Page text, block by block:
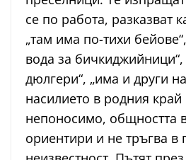
се по работа, разказват
„там има по-тихи
вода за
дюлгери“, „има и други
насилието в родния край
непоносимо, общността
ориентири и не тръгва в